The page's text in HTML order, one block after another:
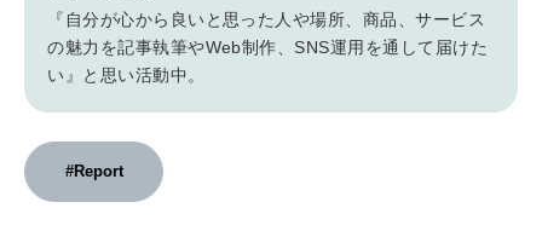
『自分が心から良いと思った人や場所、商品、サービス
の魅力を記事執筆やWeb制作、SNS運用を通して届けた
い』と思い活動中。
#Report